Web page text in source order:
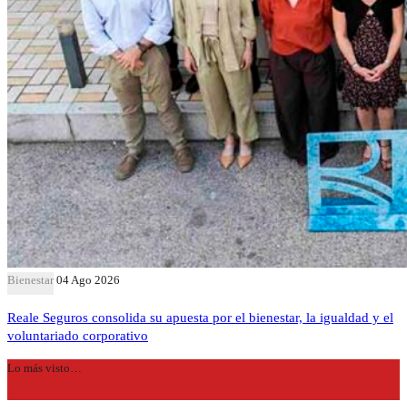
Bienestar 04 Ago 2026
Reale Seguros consolida su apuesta por el bienestar, la igualdad y el
voluntariado corporativo
Lo más visto…